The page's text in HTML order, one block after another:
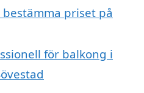
priset på
för balkong i